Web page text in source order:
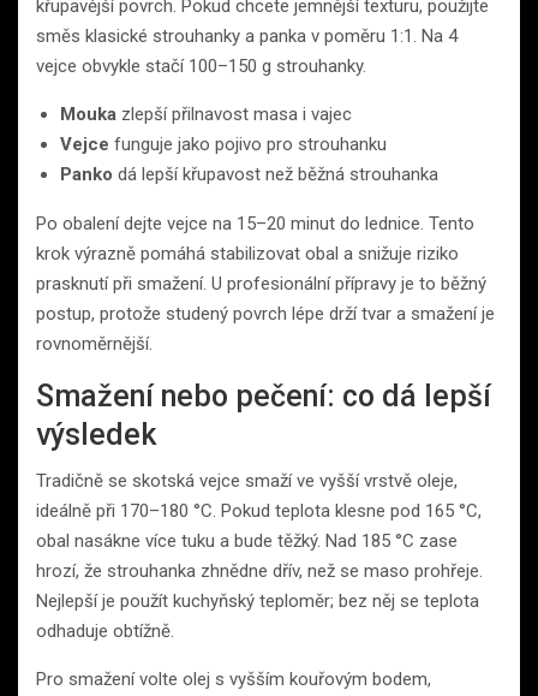
křupavější povrch. Pokud chcete jemnější texturu, použijte
směs klasické strouhanky a panka v poměru 1:1. Na 4
vejce obvykle stačí 100–150 g strouhanky.
Mouka zlepší přilnavost masa i vajec
Vejce funguje jako pojivo pro strouhanku
Panko dá lepší křupavost než běžná strouhanka
Po obalení dejte vejce na 15–20 minut do lednice. Tento
krok výrazně pomáhá stabilizovat obal a snižuje riziko
prasknutí při smažení. U profesionální přípravy je to běžný
postup, protože studený povrch lépe drží tvar a smažení je
rovnoměrnější.
Smažení nebo pečení: co dá lepší
výsledek
Tradičně se skotská vejce smaží ve vyšší vrstvě oleje,
ideálně při 170–180 °C. Pokud teplota klesne pod 165 °C,
obal nasákne více tuku a bude těžký. Nad 185 °C zase
hrozí, že strouhanka zhnědne dřív, než se maso prohřeje.
Nejlepší je použít kuchyňský teploměr; bez něj se teplota
odhaduje obtížně.
Pro smažení volte olej s vyšším kouřovým bodem,